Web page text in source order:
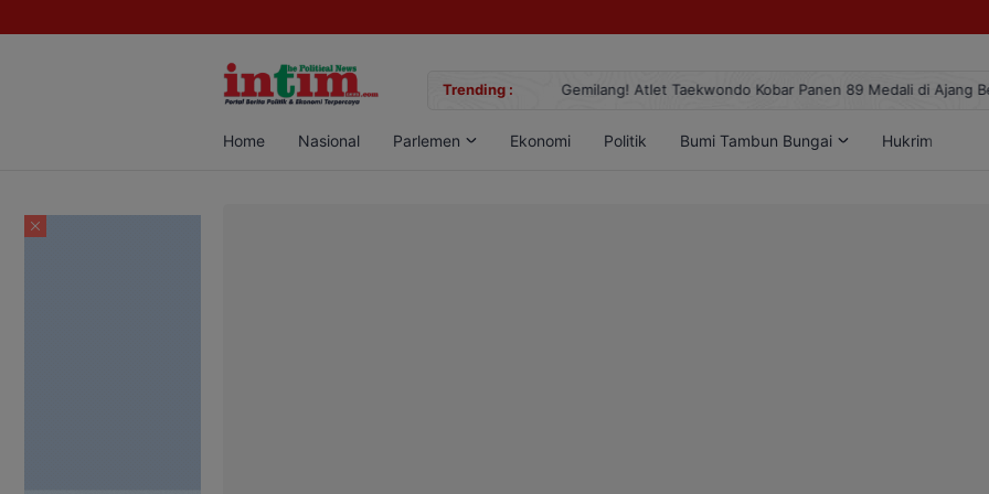
Trending :
Sabu di Pangkalan Bun, Dua Pelaku Diamankan Gemilang! Atlet Taekwondo Kobar Panen 89 Medali di Ajang
Home Nasional Parlemen Ekonomi Politik Bumi Tambun Bungai Hukrim